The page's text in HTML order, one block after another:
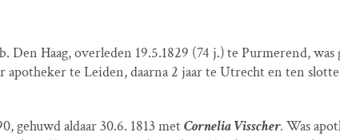
Den Haag, overleden 19.5.1829 (74 j.)te Purmerend, was
apotheker te Leiden, daarna 2 jaar te Utrecht en ten
gehuwd aldaar 30.6. 1813 metCornelia Visscher. Was